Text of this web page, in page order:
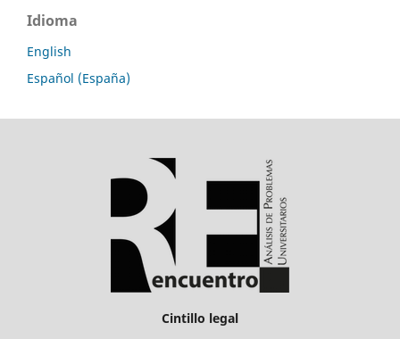
Idioma
English
Español (España)
Cintillo legal